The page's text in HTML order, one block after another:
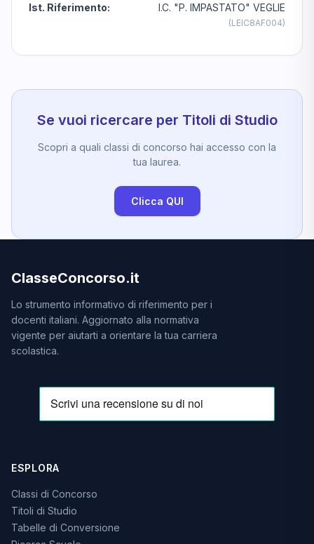
Ist. Riferimento: I.C. "P. IMPASTATO" VEGLIE
(LEIC8AF004)
Se vuoi ricercare per Titoli di Studio
Scopri a quali classi di concorso hai accesso con la
tua laurea.
Clicca QUI
ClasseConcorso.it
Lo strumento informativo di riferimento per i
docenti italiani. Aggiornato alla normativa
vigente per aiutarti a orientare la tua carriera
scolastica.
ESPLORA
Classi di Concorso
Titoli di Studio
Tabelle di Conversione